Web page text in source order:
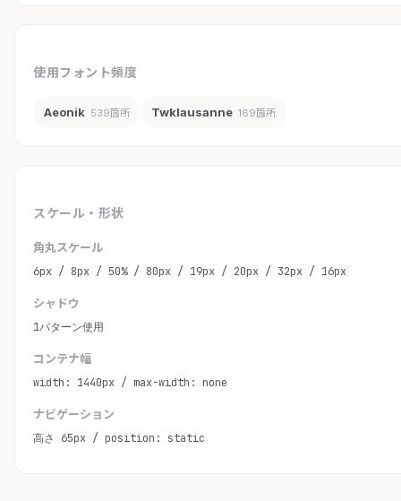
使用フォント頻度
Aeonik 539箇所 Twklausanne 169箇所
スケール・形状
角丸スケール
6px / 8px / 50% / 80px / 19px / 20px / 32px / 16px
シャドウ
1パターン使用
コンテナ幅
width: 1440px / max-width: none
ナビゲーション
高さ 65px / position: static